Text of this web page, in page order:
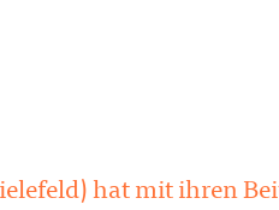
hat mit ihren